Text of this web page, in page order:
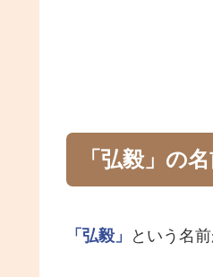
「弘毅」の
「弘毅」 という名